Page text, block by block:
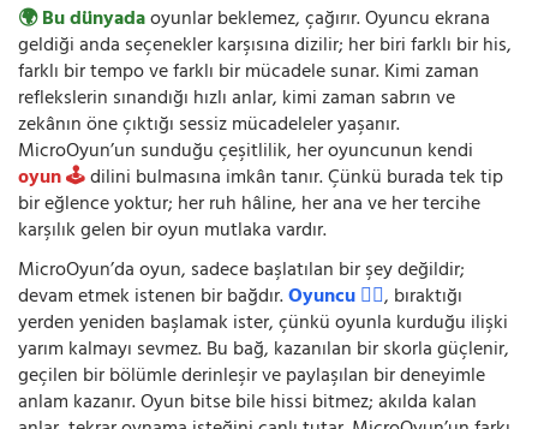
🌍 Bu dünyadaoyunlar beklemez, çağırır. Oyuncu ekrana
geldiği anda seçenekler karşısına dizilir; her biri farklı bir his,
farklı bir tempo ve farklı bir mücadele sunar. Kimi zaman
reflekslerin sınandığı hızlı anlar, kimi zaman sabrın ve
zekânın öne çıktığı sessiz mücadeleler yaşanır.
MicroOyun’un sunduğu çeşitlilik, her oyuncunun kendi
oyun 🕹️dilini bulmasına imkân tanır. Çünkü burada tek tip
bir eğlence yoktur; her ruh hâline, her ana ve her tercihe
karşılık gelen bir oyun mutlaka vardır.
MicroOyun’da oyun, sadece başlatılan bir şey değildir;
devam etmek istenen bir bağdır.Oyuncu 🧍‍♂️, bıraktığı
yerden yeniden başlamak ister, çünkü oyunla kurduğu ilişki
yarım kalmayı sevmez. Bu bağ, kazanılan bir skorla güçlenir,
geçilen bir bölümle derinleşir ve paylaşılan bir deneyimle
anlam kazanır. Oyun bitse bile hissi bitmez; akılda kalan